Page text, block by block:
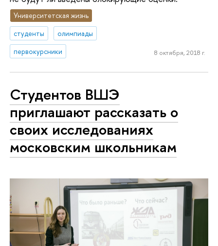
Университетская жизнь
студенты
олимпиады
первокурсники
8 октября, 2018 г.
Студентов ВШЭ
приглашают рассказать о
своих исследованиях
московским школьникам